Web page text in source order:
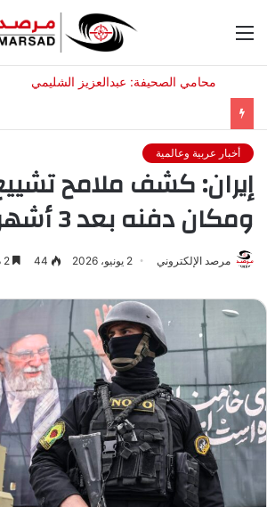
أخبار عربية وعالمية
إيران: كشف ملامح
ومكان دفنه بعد 3 أشهر من مقتله
مرصد الإلكتروني 2 يونيو، 2026 44